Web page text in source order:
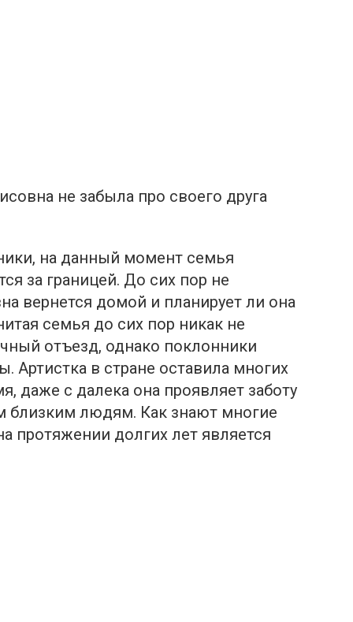
не забыла про своего друга
на данный момент семья
за границей. До сих пор не
вернется домой и планирует ли она
семья до сих пор никак не
отъезд, однако поклонники
в стране оставила многих
даже с далека она проявляет заботу
людям. Как знают многие
протяжении долгих лет является